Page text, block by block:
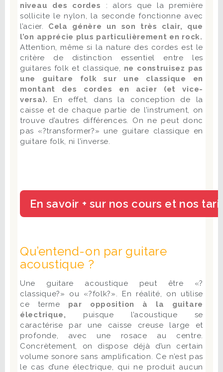
niveau des cordes : alors que la première
sollicite le nylon, la seconde fonctionne avec
l’acier. Cela génère un son très clair, que
l’on apprécie plus particulièrement en rock.
Attention, même si la nature des cordes est le
critère de distinction essentiel entre les
guitares folk et classique, ne construisez pas
une guitare folk sur une classique en
montant des cordes en acier (et vice-
versa).
En effet, dans la conception de la
caisse et de chaque partie de l’instrument, on
trouve d’autres différences. On ne peut donc
pas «?transformer?» une guitare classique en
guitare folk, ni l’inverse.
Qu’entend-on par guitare
acoustique ?
Une guitare acoustique peut être «?
classique?» ou «?folk?». En réalité, on utilise
ce terme par opposition à la guitare
électrique, puisque l’acoustique se
caractérise par une caisse creuse large et
profonde, avec une rosace au centre.
Concrètement, on dispose déjà d’un certain
volume sonore sans amplification. Ce n’est pas
le cas d’une électrique, qui ne produit aucun